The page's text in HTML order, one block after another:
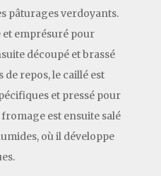
pâturages verdoyants.
et emprésuré pour
découpé et brassé
de repos, le caillé est
et pressé pour
est ensuite salé
où il développe